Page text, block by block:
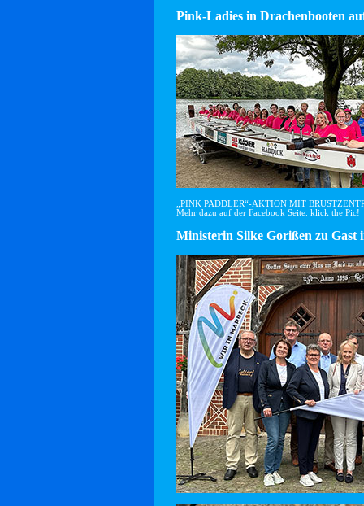
Pink-Ladies in Drachenbooten
„PINK PADDLER“-AKTION MIT
Mehr dazu auf der Facebook Seite. klick the Pic!
Ministerin Silke Gorißen zu Gast